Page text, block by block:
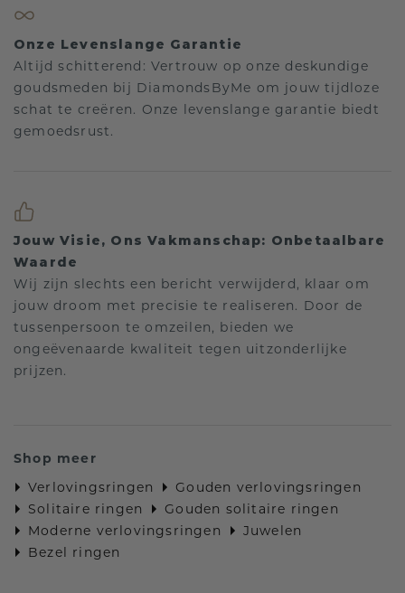
Onze Levenslange Garantie
Altijd schitterend: Vertrouw op onze deskundige
goudsmeden bij DiamondsByMe om jouw tijdloze
schat te creëren. Onze levenslange garantie biedt
gemoedsrust.
Jouw Visie, Ons Vakmanschap: Onbetaalbare
Waarde
Wij zijn slechts een bericht verwijderd, klaar om
jouw droom met precisie te realiseren. Door de
tussenpersoon te omzeilen, bieden we
ongeëvenaarde kwaliteit tegen uitzonderlijke
prijzen.
Shop meer
Verlovingsringen
Gouden verlovingsringen
Solitaire ringen
Gouden solitaire ringen
Moderne verlovingsringen
Juwelen
Bezel ringen